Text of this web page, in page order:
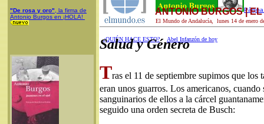
"De rosa y oro" , la firma de
Antonio Burgos en ¡HOLA!
El Mundo de Andalucía, lunes 14 de enero
¿QUIÉN HACE ESTO? Abel Infanzón de hoy
ANTONIO BURGOS |
Salud y Género
Tras el 11 de septiembre supimos que los
eran unos guarros. Los americanos, cuando
sanguinarios de ellos a la cárcel
seguido una orden secreta de Busch: